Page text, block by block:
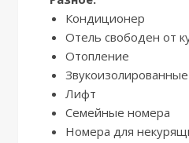
Кондиционер
Отель свободен от
Отопление
Лифт
Семейные номера
Номера для